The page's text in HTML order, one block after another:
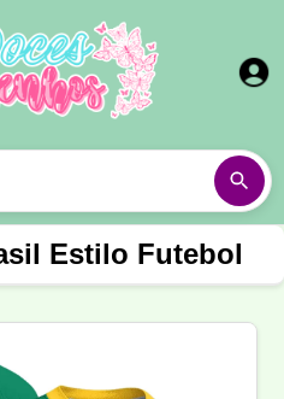
Estilo Futebol